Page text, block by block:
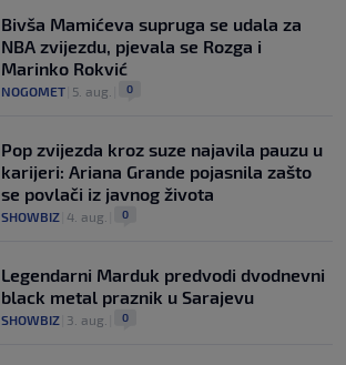
Bivša Mamićeva supruga se udala za
NBA zvijezdu, pjevala se Rozga i
Marinko Rokvić
NOGOMET 5. aug. 0
Pop zvijezda kroz suze najavila pauzu u
karijeri: Ariana Grande pojasnila zašto
se povlači iz javnog života
SHOWBIZ 4. aug. 0
Legendarni Marduk predvodi dvodnevni
black metal praznik u Sarajevu
SHOWBIZ 3. aug. 0